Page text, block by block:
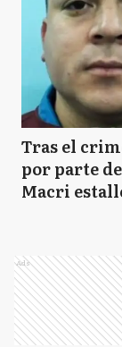
Tras el
por parte
Macri
Ads